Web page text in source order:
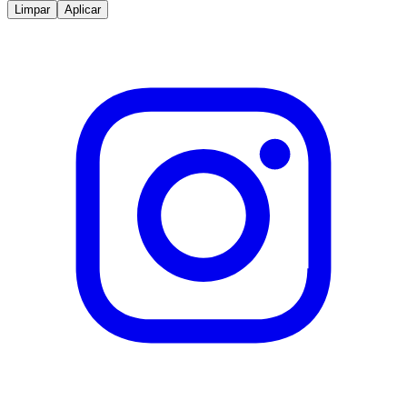
Limpar Aplicar